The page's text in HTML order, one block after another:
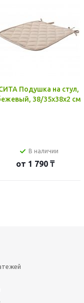
Подушка на стул,
38/35x38x2 см
В наличии
от 1 790 ₸